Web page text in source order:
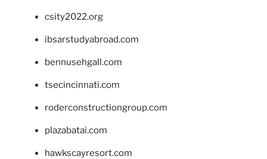
csity2022.org
ibsarstudyabroad.com
bennusehgall.com
tsecincinnati.com
roderconstructiongroup.com
plazabatai.com
hawkscayresort.com